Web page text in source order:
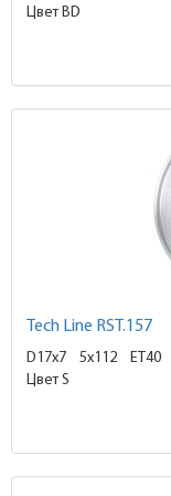
Цвет BD
Tech Line RST.157
D17x7 5x112 ET40
Цвет S